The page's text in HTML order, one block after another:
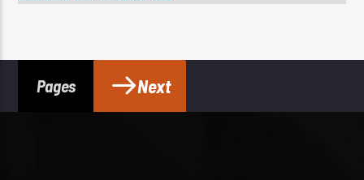
Pages Next